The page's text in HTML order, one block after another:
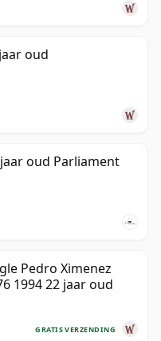
oud
oud Parliament
Pedro Ximenez
1994 22 jaar oud
GRATIS VERZENDING